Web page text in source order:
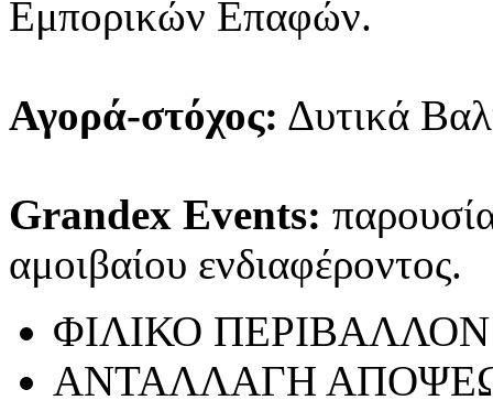
Εμπορικών Επαφών.
Αγορά-στόχος: Δυτικά
Grandex Events:
αμοιβαίου ενδιαφέροντος.
ΦΙΛΙΚΟ ΠΕΡΙΒΑΛΛΟΝ
ΑΝΤΑΛΛΑΓΗ